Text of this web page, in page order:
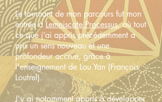
Le tournant de mon parcours fut mon
entrée àLemniscate Processus, où tout
ce que j’ai appris précédemment a
pris un sens nouveau et une
profondeur accrue, grâce à
l'enseignement de Lou Yan (François
Loutrel).
J'y ai notamment appris à développer